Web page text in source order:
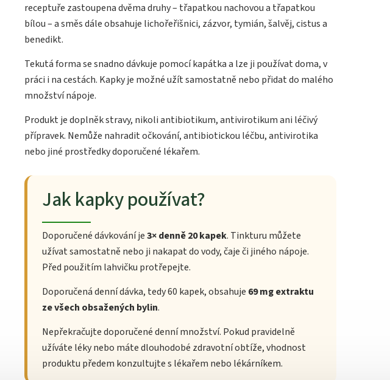
receptuře zastoupena dvěma druhy – třapatkou nachovou a třapatkou
bílou – a směs dále obsahuje lichořeřišnici, zázvor, tymián, šalvěj, cistus a
benedikt.
Tekutá forma se snadno dávkuje pomocí kapátka a lze ji používat doma, v
práci i na cestách. Kapky je možné užít samostatně nebo přidat do malého
množství nápoje.
Produkt je doplněk stravy, nikoli antibiotikum, antivirotikum ani léčivý
přípravek. Nemůže nahradit očkování, antibiotickou léčbu, antivirotika
nebo jiné prostředky doporučené lékařem.
Jak kapky používat?
Doporučené dávkování je3× denně 20 kapek. Tinkturu můžete
užívat samostatně nebo ji nakapat do vody, čaje či jiného nápoje.
Před použitím lahvičku protřepejte.
Doporučená denní dávka, tedy 60 kapek, obsahuje 69 mg extraktu
ze všech obsažených bylin.
Nepřekračujte doporučené denní množství. Pokud pravidelně
užíváte léky nebo máte dlouhodobé zdravotní obtíže, vhodnost
produktu předem konzultujte s lékařem nebo lékárníkem.